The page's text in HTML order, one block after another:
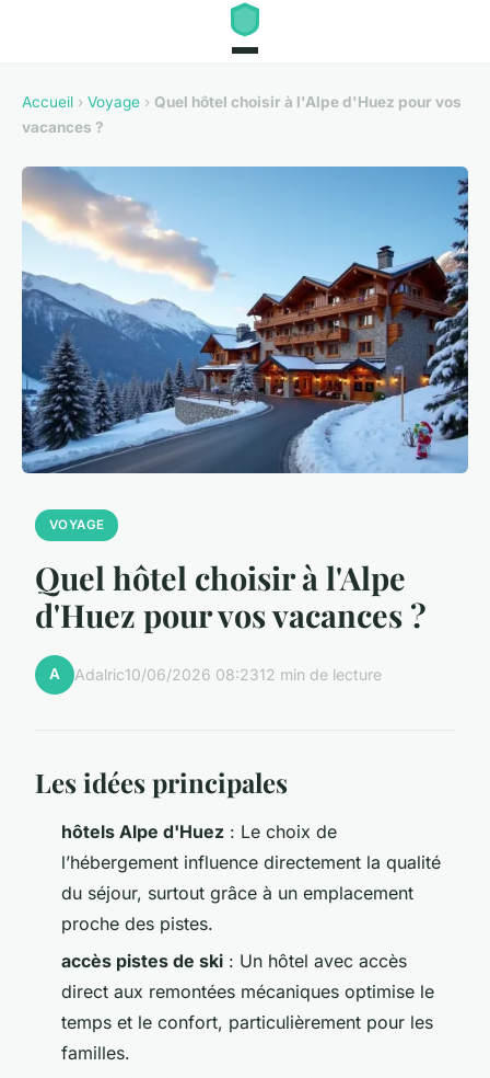
Accueil › Voyage › Quel hôtel choisir à l'Alpe d'Huez pour vos
vacances ?
VOYAGE
Quel hôtel choisir à l'Alpe
d'Huez pour vos vacances ?
A Adalric10/06/2026 08:2312 min de lecture
Les idées principales
hôtels Alpe d'Huez : Le choix de
l’hébergement influence directement la qualité
du séjour, surtout grâce à un emplacement
proche des pistes.
accès pistes de ski : Un hôtel avec accès
direct aux remontées mécaniques optimise le
temps et le confort, particulièrement pour les
familles.